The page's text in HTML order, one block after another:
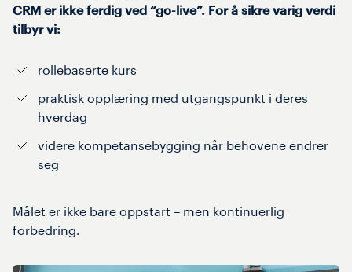
CRM er ikke ferdig ved “go-live”. For å sikre varig verdi
tilbyr vi:
rollebaserte kurs
praktisk opplæring med utgangspunkt i deres
hverdag
videre kompetansebygging når behovene endrer
seg
Målet er ikke bare oppstart – men kontinuerlig
forbedring.